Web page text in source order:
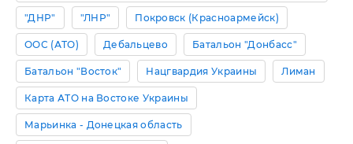
"ДНР" "ЛНР" Покровск (Красноармейск)
ООС (АТО) Дебальцево Батальон "Донбасс"
Батальон "Восток" Нацгвардия Украины Лиман
Карта АТО на Востоке Украины
Марьинка - Донецкая область